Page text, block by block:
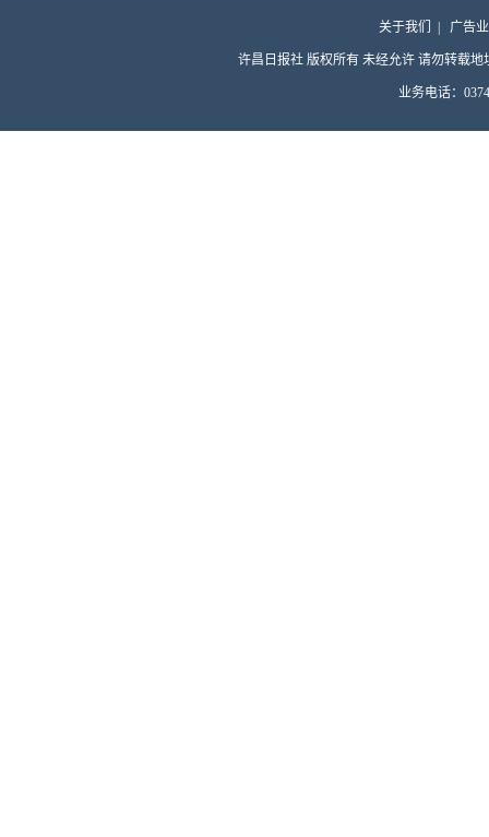
关于我们 广告
许昌日报社 版权所有 未经允许 请勿转载地
业务电话：